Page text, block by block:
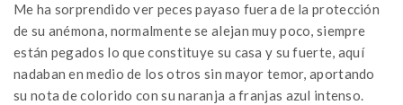
Me ha sorprendido ver peces payaso fuera de la protección
de su anémona, normalmente se alejan muy poco, siempre
están pegados lo que constituye su casa y su fuerte, aquí
nadaban en medio de los otros sin mayor temor, aportando
su nota de colorido con su naranja a franjas azul intenso.